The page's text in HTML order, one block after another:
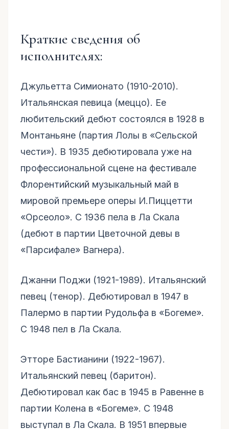
Краткие сведения об
исполнителях:
Джульетта Симионато (1910-2010).
Итальянская певица (меццо). Ее
любительский дебют состоялся в 1928 в
Монтаньяне (партия Лолы в «Сельской
чести»). В 1935 дебютировала уже на
профессиональной сцене на фестивале
Флорентийский музыкальный май в
мировой премьере оперы И.Пиццетти
«Орсеоло». С 1936 пела в Ла Скала
(дебют в партии Цветочной девы в
«Парсифале» Вагнера).
Джанни Поджи (1921-1989). Итальянский
певец (тенор). Дебютировал в 1947 в
Палермо в партии Рудольфа в «Богеме».
С 1948 пел в Ла Скала.
Этторе Бастианини (1922-1967).
Итальянский певец (баритон).
Дебютировал как бас в 1945 в Равенне в
партии Колена в «Богеме». С 1948
выступал в Ла Скала. В 1951 впервые